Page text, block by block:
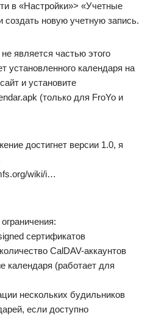
в «Настройки»> «Учетные
создать новую учетную запись.
является частью этого
установленного календаря на
и установите
(только для FroYo и
достигнет версии 1.0, я
wiki/i…
сертификатов
CalDAV-аккаунтов
календаря (работает для
нескольких будильников
если доступно